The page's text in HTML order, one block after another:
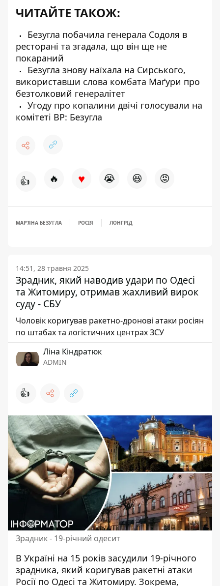
ЧИТАЙТЕ ТАКОЖ:
Безугла побачила генерала Содоля в
ресторані та згадала, що він ще не
покараний
Безугла знову наїхала на Сирського,
використавши слова комбата Маґури про
безтолковий генералітет
Угоду про копалини двічі голосували на
комітеті ВР: Безугла
👍 🔥 ♥ 😭 😆 😡
МАРʼЯНА БЕЗУГЛА РОСІЯ ЛОНГРІД
14:51, 28 травня 2025
Зрадник, який наводив удари по Одесі
та Житомиру, отримав жахливий вирок
суду - СБУ
Чоловік коригував ракетно-дронові атаки росіян
по штабах та логістичних центрах ЗСУ
Ліна Кіндратюк
ADMIN
👍
Зрадник - 19-річний одесит
В Україні на 15 років засудили 19-річного
зрадника, який коригував ракетні атаки
Росії по Одесі та Житомиру. Зокрема,